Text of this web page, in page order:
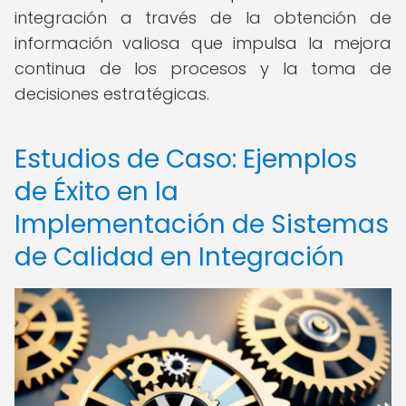
integración a través de la obtención de
información valiosa que impulsa la mejora
continua de los procesos y la toma de
decisiones estratégicas.
Estudios de Caso: Ejemplos
de Éxito en la
Implementación de Sistemas
de Calidad en Integración